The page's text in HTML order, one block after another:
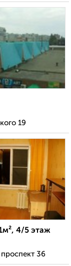
19
4/5 этаж
36